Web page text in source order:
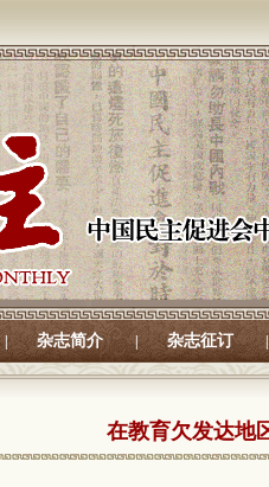
| 杂志简介 | 杂志征订 |
在教育欠发达地